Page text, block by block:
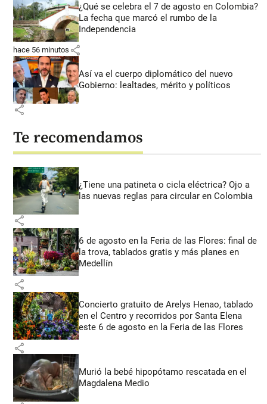
¿Qué se celebra el 7 de agosto en Colombia?
La fecha que marcó el rumbo de la
Independencia
hace 56 minutos share
Así va el cuerpo diplomático del nuevo
Gobierno: lealtades, mérito y políticos
share
Te recomendamos
¿Tiene una patineta o cicla eléctrica? Ojo a
las nuevas reglas para circular en Colombia
share
6 de agosto en la Feria de las Flores: final de
la trova, tablados gratis y más planes en
Medellín
share
Concierto gratuito de Arelys Henao, tablado
en el Centro y recorridos por Santa Elena
este 6 de agosto en la Feria de las Flores
share
Murió la bebé hipopótamo rescatada en el
Magdalena Medio